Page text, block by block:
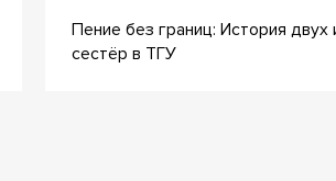
Пение без границ: История двух
сестёр в ТГУ